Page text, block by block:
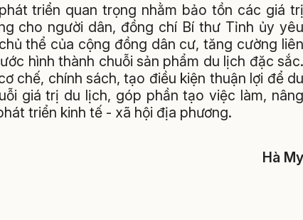
triển quan trọng nhằm bảo tồn các giá trị
cho người dân, đồng chí Bí thư Tỉnh ủy yêu
thể của cộng đồng dân cư, tăng cường liên
hình thành chuỗi sản phẩm du lịch đặc sắc.
chế, chính sách, tạo điều kiện thuận lợi để du
giá trị du lịch, góp phần tạo việc làm, nâng
triển kinh tế - xã hội địa phương.
Hà My